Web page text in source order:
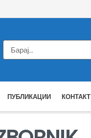
ПУБЛИКАЦИИ КОНТАКТ